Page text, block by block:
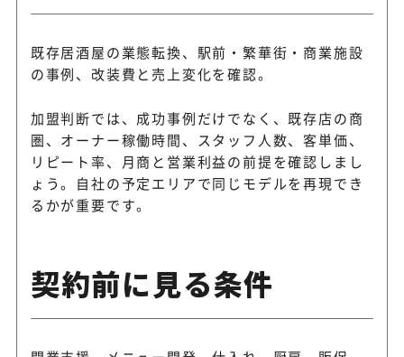
既存居酒屋の業態転換、駅前・繁華街・商業施設
の事例、改装費と売上変化を確認。
加盟判断では、成功事例だけでなく、既存店の商
圏、オーナー稼働時間、スタッフ人数、客単価、
リピート率、月商と営業利益の前提を確認しまし
ょう。自社の予定エリアで同じモデルを再現でき
るかが重要です。
契約前に見る条件